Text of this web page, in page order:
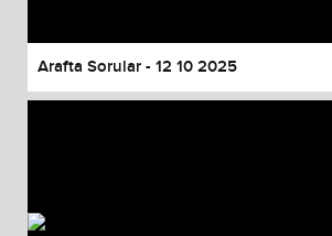
Arafta Sorular - 12 10 2025